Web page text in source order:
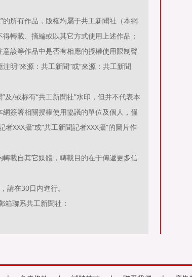
的所有作品，版權均屬于共工新聞社（本網
轉載、摘編或以其它方式使用上述作品；
該等作品中是否有相應的授權使用限制聲
明“來源：共工新聞”或“來源：共工新聞
/或标有“共工新聞社”水印，但并不代表本
簽署相關授權使用協議的單位及個人，僅
XXX攝”或“共工新聞記者XXX攝”的圖片作
轉載自其它媒體，轉載目的在于傳遞更多信
請在30日内進行。
聯系共工新聞社：